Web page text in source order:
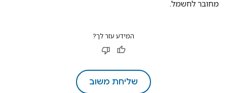
מחובר לחשמל.
המידע עזר לך?
שליחת משוב